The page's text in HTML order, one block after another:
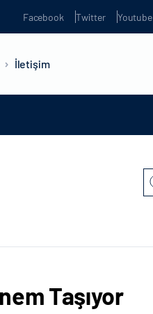
Facebook Twitter Youtube
İletişim
Taşıyor